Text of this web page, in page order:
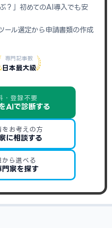
？」初めてのAI導入でも安
ール選定から申請書類の作成
専門記事数
日本最大級
・登録不要
AIで診断する
お考えの方
に相談する
ら選べる
門家を探す